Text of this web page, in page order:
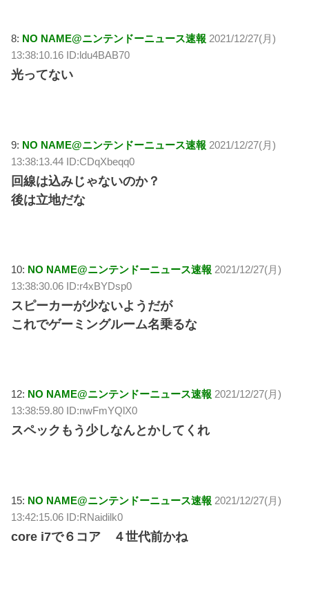
8: NO NAME@ニンテンドーニュース速報 2021/12/27(月)
13:38:10.16 ID:ldu4BAB70
光ってない
9: NO NAME@ニンテンドーニュース速報 2021/12/27(月)
13:38:13.44 ID:CDqXbeqq0
回線は込みじゃないのか？
後は立地だな
10: NO NAME@ニンテンドーニュース速報 2021/12/27(月)
13:38:30.06 ID:r4xBYDsp0
スピーカーが少ないようだが
これでゲーミングルーム名乗るな
12: NO NAME@ニンテンドーニュース速報 2021/12/27(月)
13:38:59.80 ID:nwFmYQlX0
スペックもう少しなんとかしてくれ
15: NO NAME@ニンテンドーニュース速報 2021/12/27(月)
13:42:15.06 ID:RNaidilk0
core i7で６コア ４世代前かね